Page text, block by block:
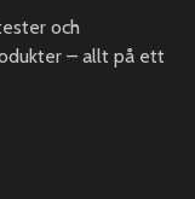
och
– allt på ett